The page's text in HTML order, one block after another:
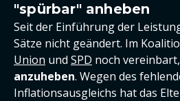
"spürbar" anheben
Seit der Einführung der
Sätze nicht geändert. Im
Union und SPD noch
anzuheben. Wegen des
Inflationsausgleichs hat das